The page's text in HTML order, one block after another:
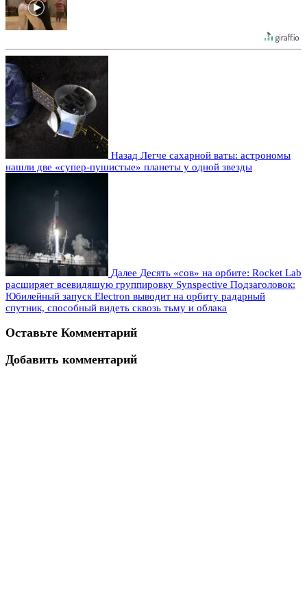
Назад Легче сахарной ваты: астрономы
нашли две «супер-пушистые» планеты у одной звезды
Далее Десять «сов» на орбите: Rocket Lab
расширяет всевидящую группировку Synspective Подзаголовок:
Юбилейный запуск Electron выводит на орбиту радарный
спутник, способный видеть сквозь тьму и облака
Оставьте Комментарий
Добавить комментарий